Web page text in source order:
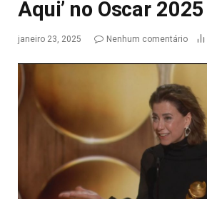
Aqui’ no Oscar 2025
janeiro 23, 2025 Nenhum comentário